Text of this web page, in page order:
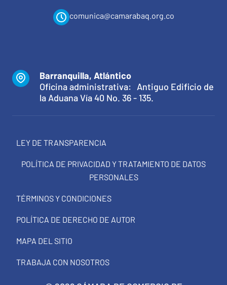
comunica@camarabaq.org.co
Barranquilla, Atlántico
Oficina administrativa: Antiguo Edificio de
la Aduana Vía 40 No. 36 - 135.
LEY DE TRANSPARENCIA
POLÍTICA DE PRIVACIDAD Y TRATAMIENTO DE DATOS
PERSONALES
TÉRMINOS Y CONDICIONES
POLÍTICA DE DERECHO DE AUTOR
MAPA DEL SITIO
TRABAJA CON NOSOTROS